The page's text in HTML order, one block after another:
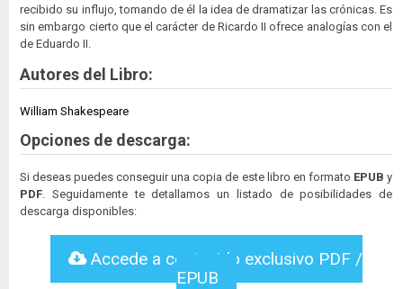
recibido su influjo, tomando de él la idea de dramatizar las crónicas. Es
sin embargo cierto que el carácter de Ricardo II ofrece analogías con el
de Eduardo II.
Autores del Libro:
William Shakespeare
Opciones de descarga:
Si deseas puedes conseguir una copia de este libro en formato EPUB y
PDF . Seguidamente te detallamos un listado de posibilidades de
descarga disponibles:
Accede a contenido exclusivo PDF /
EPUB